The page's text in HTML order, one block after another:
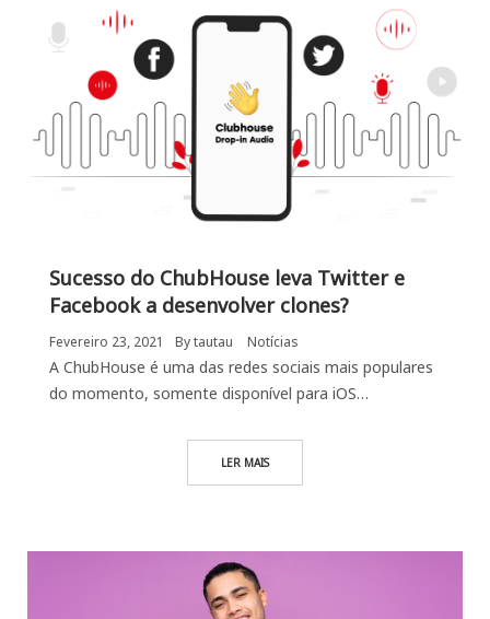
Sucesso do ChubHouse leva Twitter e
Facebook a desenvolver clones?
Fevereiro 23, 2021 Bytautau Notícias
A ChubHouse é uma das redes sociais mais populares
do momento, somente disponível para iOS…
LER MAIS